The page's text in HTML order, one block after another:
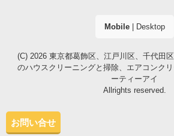
お問い合せ
Mobile| Desktop
(C) 2026 東京都葛飾区、江戸川区、千代田
のハウスクリーニングと掃除、エアコンク
ーティーアイ
Allrights reserved.